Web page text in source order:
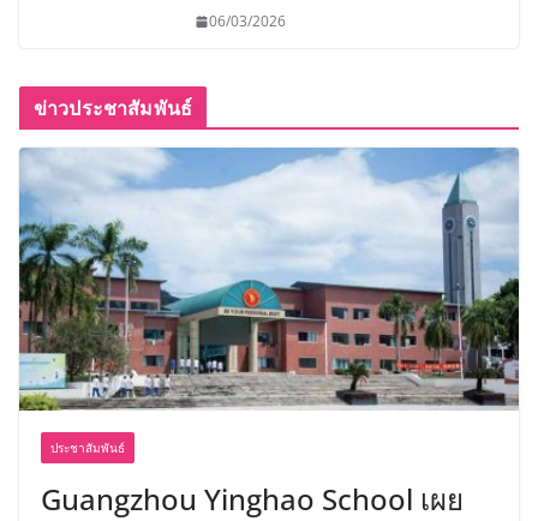
06/03/2026
ข่าวประชาสัมพันธ์
ประชาสัมพันธ์
Guangzhou Yinghao School เผย